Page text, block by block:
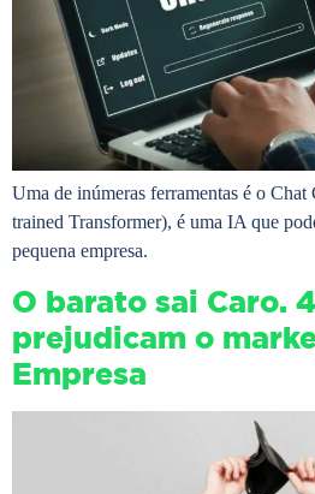
Uma de inúmeras ferramentas é o
trained Transformer), é uma IA que
pequena empresa.
O barato sai Caro.
prejudicam o
Empresa